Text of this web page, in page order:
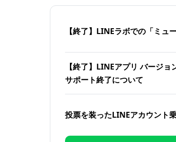
【終了】LINEラボでの「ミュ
【終了】LINEアプリ バージ
サポート終了について
投票を装ったLINEアカウント